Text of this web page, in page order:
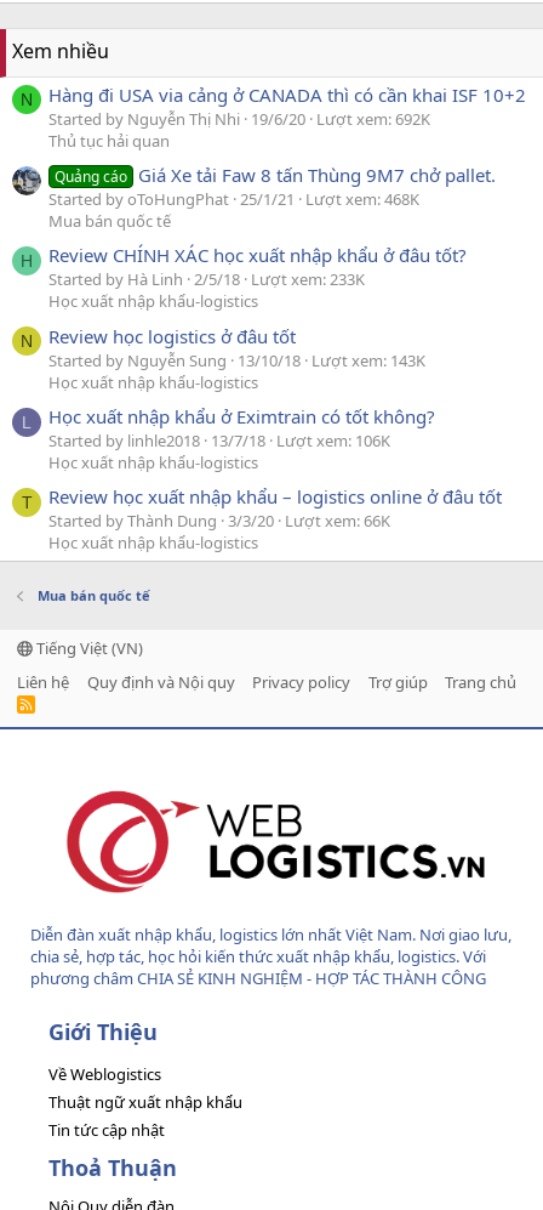
Xem nhiều
N Hàng đi USA via cảng ở CANADA thì có cần khai ISF 10+2
Started by Nguyễn Thị Nhi 19/6/20 Lượt xem: 692K
Thủ tục hải quan
Quảng cáo Giá Xe tải Faw 8 tấn Thùng 9M7 chở pallet.
Started by oToHungPhat 25/1/21
Lượt xem: 468K
Mua bán quốc tế
H Review CHÍNH XÁC học xuất nhập khẩu ở đâu tốt?
Started by Hà Linh 2/5/18 Lượt xem: 233K
Học xuất nhập khẩu-logistics
N Review học logistics ở đâu tốt
Started by Nguyễn Sung 13/10/18 Lượt xem: 143K
Học xuất nhập khẩu-logistics
L Học xuất nhập khẩu ở Eximtrain có tốt không?
Started by linhle2018 13/7/18 Lượt xem: 106K
Học xuất nhập khẩu-logistics
T Review học xuất nhập khẩu – logistics online ở đâu tốt
Started by Thành Dung 3/3/20 Lượt xem: 66K
Học xuất nhập khẩu-logistics
Mua bán quốc tế
Tiếng Việt (VN)
Liên hệ
Quy định và Nội quy Privacy policy Trợ giúp Trang chủ
R
Diễn đàn xuất nhập khẩu, logistics lớn nhất Việt Nam. Nơi giao lưu,
chia sẻ, hợp tác, học hỏi kiến thức xuất nhập khẩu, logistics. Với
phương châm CHIA SẺ KINH NGHIỆM - HỢP TÁC THÀNH CÔNG
Giới Thiệu
Về Weblogistics
Thuật ngữ xuất nhập khẩu
Tin tức cập nhật
Thoả Thuận